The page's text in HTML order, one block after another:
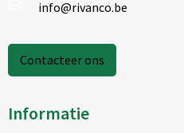
info@rivanco.be
Contacteer ons
Informatie